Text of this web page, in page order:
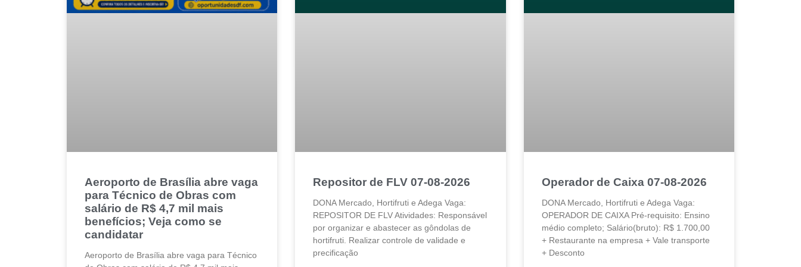
Aeroporto de Brasília abre vaga
para Técnico de Obras com
salário de R$ 4,7 mil mais
benefícios; Veja como se
candidatar
Aeroporto de Brasília abre vaga para Técnico
Repositor de FLV 07-08-2026
DONA Mercado, Hortifruti e Adega Vaga:
REPOSITOR DE FLV Atividades: Responsável
por organizar e abastecer as gôndolas de
hortifruti. Realizar controle de validade e
precificação
Operador de Caixa 07-08-2026
DONA Mercado, Hortifruti e Adega Vaga:
OPERADOR DE CAIXA Pré-requisito: Ensino
médio completo; Salário(bruto): R$ 1.700,00
+ Restaurante na empresa + Vale transporte
+ Desconto